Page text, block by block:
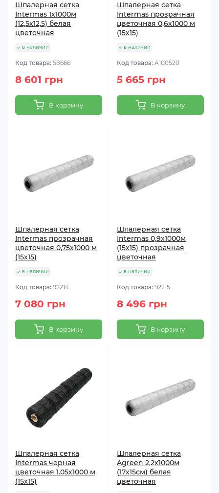
Шпалерная сетка
Intermas 1х1000м
(12,5х12,5) белая
цветочная
в наличии
Код товара: 58666
8 601 грн
В корзину
Шпалерная сетка
Intermas прозрачная
цветочная 0,6х1000 м
(15х15)
в наличии
Код товара: A100520
5 665 грн
В корзину
Шпалерная сетка
Intermas прозрачная
цветочная 0,75х1000 м
(15х15)
в наличии
Код товара: 92214
7 080 грн
В корзину
Шпалерная сетка
Intermas 0,9х1000м
(15х15) прозрачная
цветочная
в наличии
Код товара: 92215
8 496 грн
В корзину
Шпалерная сетка
Intermas черная
цветочная 1.05х1000 м
(15х15)
Шпалерная сетка
Agreen 2,2х1000м
(17х15см) белая
цветочная